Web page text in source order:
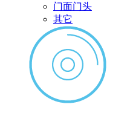
门面门头
其它